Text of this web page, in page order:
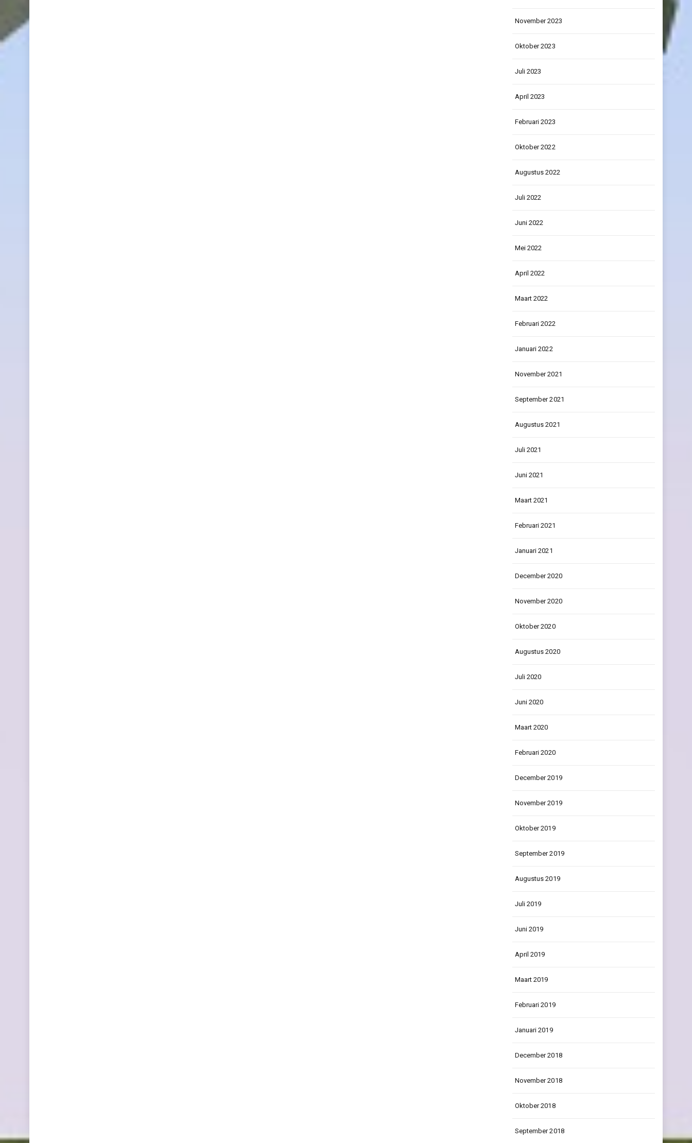
November 2023
Oktober 2023
Juli 2023
April 2023
Februari 2023
Oktober 2022
Augustus 2022
Juli 2022
Juni 2022
Mei 2022
April 2022
Maart 2022
Februari 2022
Januari 2022
November 2021
September 2021
Augustus 2021
Juli 2021
Juni 2021
Maart 2021
Februari 2021
Januari 2021
December 2020
November 2020
Oktober 2020
Augustus 2020
Juli 2020
Juni 2020
Maart 2020
Februari 2020
December 2019
November 2019
Oktober 2019
September 2019
Augustus 2019
Juli 2019
Juni 2019
April 2019
Maart 2019
Februari 2019
Januari 2019
December 2018
November 2018
Oktober 2018
September 2018